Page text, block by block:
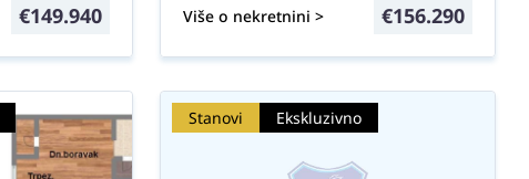
€149.940 Više o nekretnini > €156.290
Stanovi Ekskluzivno